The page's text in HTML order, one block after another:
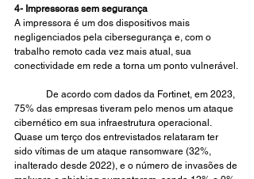
4- Impressoras sem segurança
A impressora é um dos dispositivos mais
negligenciados pela cibersegurança e, com o
trabalho remoto cada vez mais atual, sua
conectividade em rede a torna um ponto vulnerável.
75% das empresas tiveram pelo menos um ataque
cibernético em sua infraestrutura operacional.
Quase um terço dos entrevistados relataram ter
sido vítimas de um ataque ransomware (32%,
inalterado desde 2022), e o número de invasões de